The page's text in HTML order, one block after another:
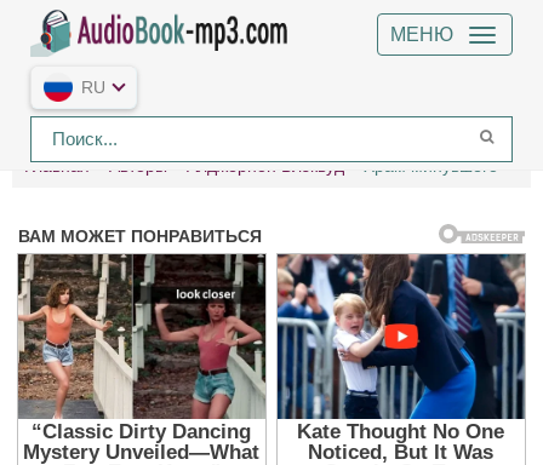
МЕНЮ
RU
Главная Авторы Алджернон Блэквуд Храм минувшего